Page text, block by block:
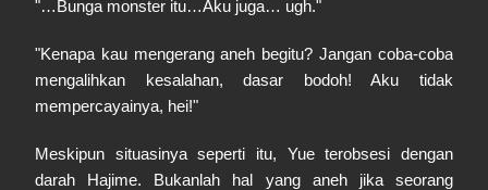
"…Bunga monster itu…Aku juga… ugh."
"Kenapa kau mengerang aneh begitu? Jangan coba-coba
mengalihkan kesalahan, dasar bodoh! Aku tidak
mempercayainya, hei!"
Meskipun situasinya seperti itu, Yue terobsesi dengan
darah Hajime. Bukanlah hal yang aneh jika seorang